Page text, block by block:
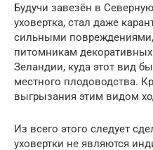
Будучи завезён в
уховертка, стал даже
сильными
питомникам
Зеландии, куда этот вид
местного плодоводства.
выгрызания этим видом
Из всего этого следует
уховертки не являются